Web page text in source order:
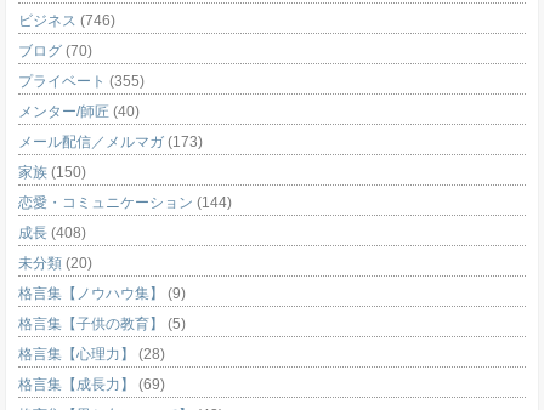
ビジネス (746)
ブログ (70)
プライベート (355)
メンター/師匠 (40)
メール配信／メルマガ (173)
家族 (150)
恋愛・コミュニケーション (144)
成長 (408)
未分類 (20)
格言集【ノウハウ集】
(9)
格言集【子供の教育】
(5)
格言集【心理力】
(28)
格言集【成長力】
(69)